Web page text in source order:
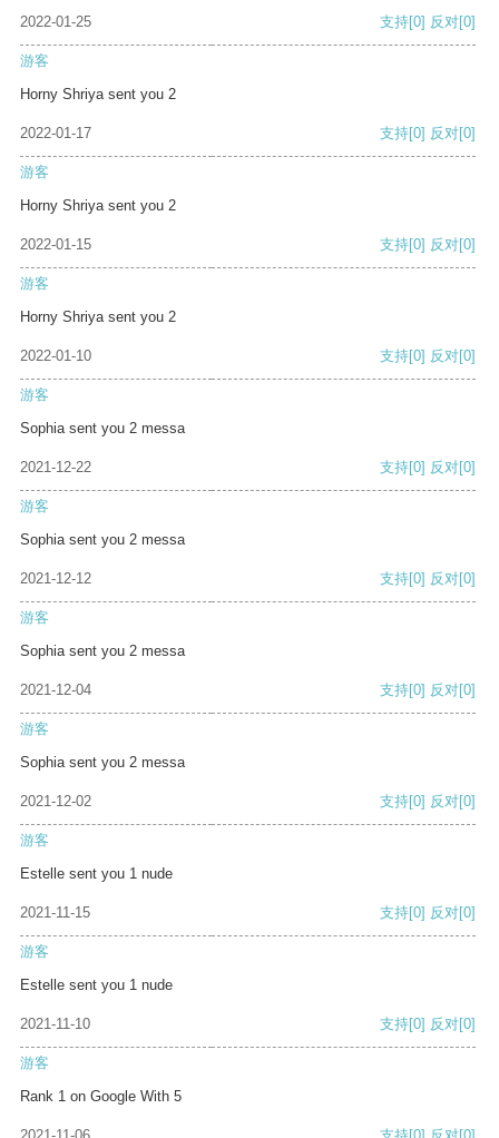
2022-01-25 支持[0] 反对[0]
游客
Horny Shriya sent you 2
2022-01-17 支持[0] 反对[0]
游客
Horny Shriya sent you 2
2022-01-15 支持[0] 反对[0]
游客
Horny Shriya sent you 2
2022-01-10 支持[0] 反对[0]
游客
Sophia sent you 2 messa
2021-12-22 支持[0] 反对[0]
游客
Sophia sent you 2 messa
2021-12-12 支持[0] 反对[0]
游客
Sophia sent you 2 messa
2021-12-04 支持[0] 反对[0]
游客
Sophia sent you 2 messa
2021-12-02 支持[0] 反对[0]
游客
Estelle sent you 1 nude
2021-11-15 支持[0] 反对[0]
游客
Estelle sent you 1 nude
2021-11-10 支持[0] 反对[0]
游客
Rank 1 on Google With 5